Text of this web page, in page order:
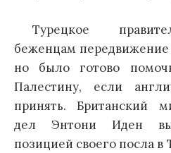
Турецкое
беженцам передвижение
но было готово
Палестину, если
принять. Британский
дел Энтони Иден
позицией своего посла в